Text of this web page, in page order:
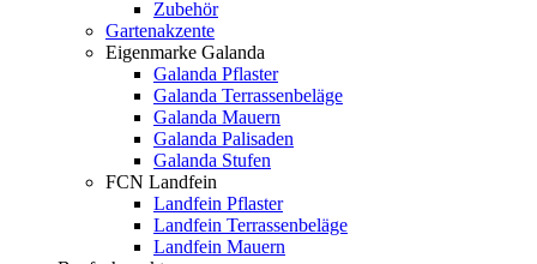
Zubehör
Gartenakzente
Eigenmarke Galanda
Galanda Pflaster
Galanda Terrassenbeläge
Galanda Mauern
Galanda Palisaden
Galanda Stufen
FCN Landfein
Landfein Pflaster
Landfein Terrassenbeläge
Landfein Mauern